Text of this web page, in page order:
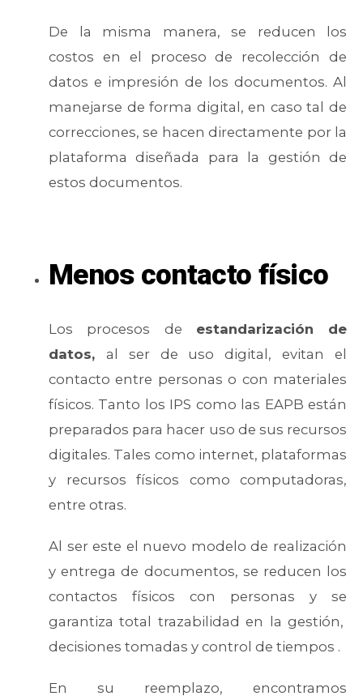
De la misma manera, se reducen los
costos en el proceso de recolección de
datos e impresión de los documentos. Al
manejarse de forma digital, en caso tal de
correcciones, se hacen directamente por la
plataforma diseñada para la gestión de
estos documentos.
Menos contacto físico
Los procesos de estandarización de
datos, al ser de uso digital, evitan el
contacto entre personas o con materiales
físicos. Tanto los IPS como las EAPB están
preparados para hacer uso de sus recursos
digitales. Tales como internet, plataformas
y recursos físicos como computadoras,
entre otras.
Al ser este el nuevo modelo de realización
y entrega de documentos, se reducen los
contactos físicos con personas y se
garantiza total trazabilidad en la gestión,
decisiones tomadas y control de tiempos .
En su reemplazo, encontramos